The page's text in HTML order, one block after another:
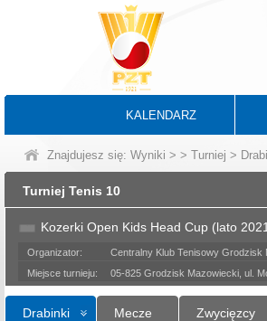
KALENDARZ
Znajdujesz się: Wyniki > > Turniej >
Turniej Tenis 10
Kozerki Open Kids Head Cup (lato
Organizator:
Centralny Klub Tenisowy Grodzisk
Miejsce turnieju:
05-825 Grodzisk Mazowiecki, ul.
Drabinki Mecze Zwycięzcy